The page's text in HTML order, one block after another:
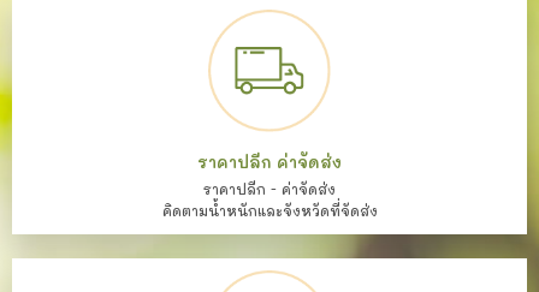
ราคาปลีก ค่าจัดส่ง
ราคาปลีก - ค่าจัดส่ง
คิดตามน้ำหนักและจังหวัดที่จัดส่ง